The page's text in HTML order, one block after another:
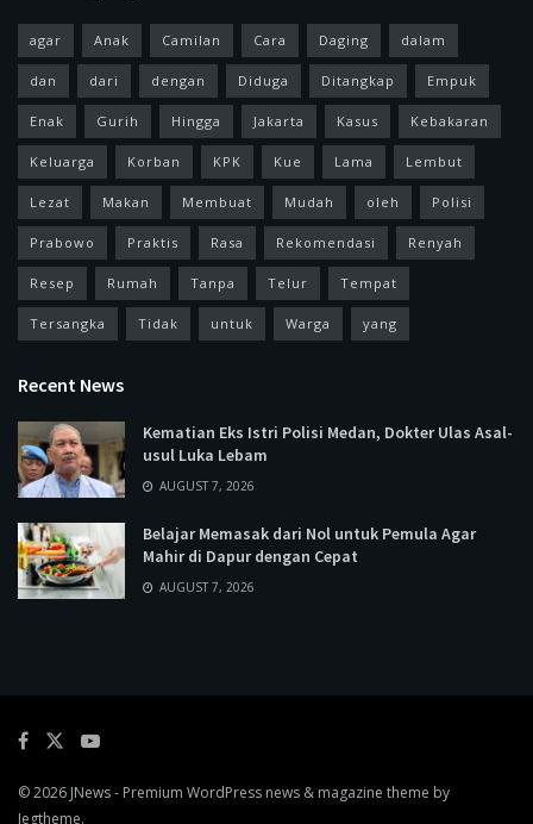
agar Anak Camilan Cara Daging dalam
dan dari dengan Diduga Ditangkap Empuk
Enak Gurih Hingga Jakarta Kasus Kebakaran
Keluarga Korban KPK Kue Lama Lembut
Lezat Makan Membuat Mudah oleh Polisi
Prabowo Praktis Rasa Rekomendasi Renyah
Resep Rumah Tanpa Telur Tempat
Tersangka Tidak untuk Warga yang
Recent News
Kematian Eks Istri Polisi Medan, Dokter Ulas Asal-
usul Luka Lebam
AUGUST 7, 2026
Belajar Memasak dari Nol untuk Pemula Agar
Mahir di Dapur dengan Cepat
AUGUST 7, 2026
© 2026 JNews- Premium WordPress news & magazine theme by
Jegtheme.